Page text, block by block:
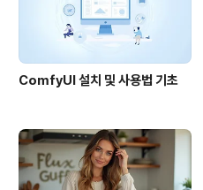
ComfyUI 설치 및 사용법 기초